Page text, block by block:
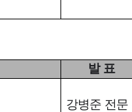
발 표
강병준 전문